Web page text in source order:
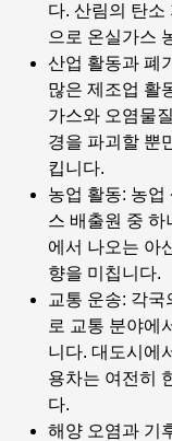
다. 산림의 탄소
으로 온실가스
산업 활동과 폐
많은 제조업 활
가스와 오염물
경을 파괴할 뿐
킵니다.
농업 활동: 농업
스 배출원 중 하
에서 나오는 아
향을 미칩니다.
교통 운송: 각국
로 교통 분야에
니다. 대도시에
용차는 여전히
다.
해양 오염과 기